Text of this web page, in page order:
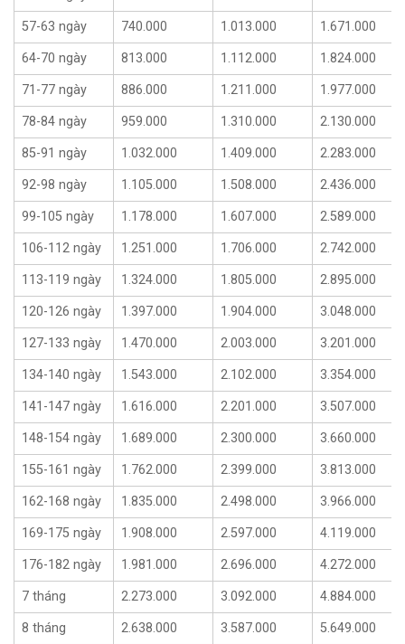
57-63 ngày 740.000 1.013.000 1.671.000
64-70 ngày 813.000 1.112.000 1.824.000
71-77 ngày 886.000 1.211.000 1.977.000
78-84 ngày 959.000 1.310.000 2.130.000
85-91 ngày 1.032.000 1.409.000 2.283.000
92-98 ngày 1.105.000 1.508.000 2.436.000
99-105 ngày 1.178.000 1.607.000 2.589.000
106-112 ngày 1.251.000 1.706.000 2.742.000
113-119 ngày 1.324.000 1.805.000 2.895.000
120-126 ngày 1.397.000 1.904.000 3.048.000
127-133 ngày 1.470.000 2.003.000 3.201.000
134-140 ngày 1.543.000 2.102.000 3.354.000
141-147 ngày 1.616.000 2.201.000 3.507.000
148-154 ngày 1.689.000 2.300.000 3.660.000
155-161 ngày 1.762.000 2.399.000 3.813.000
162-168 ngày 1.835.000 2.498.000 3.966.000
169-175 ngày 1.908.000 2.597.000 4.119.000
176-182 ngày 1.981.000 2.696.000 4.272.000
7 tháng 2.273.000 3.092.000 4.884.000
8 tháng 2.638.000 3.587.000 5.649.000